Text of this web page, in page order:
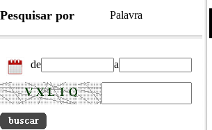
Pesquisar por Palavra
de a